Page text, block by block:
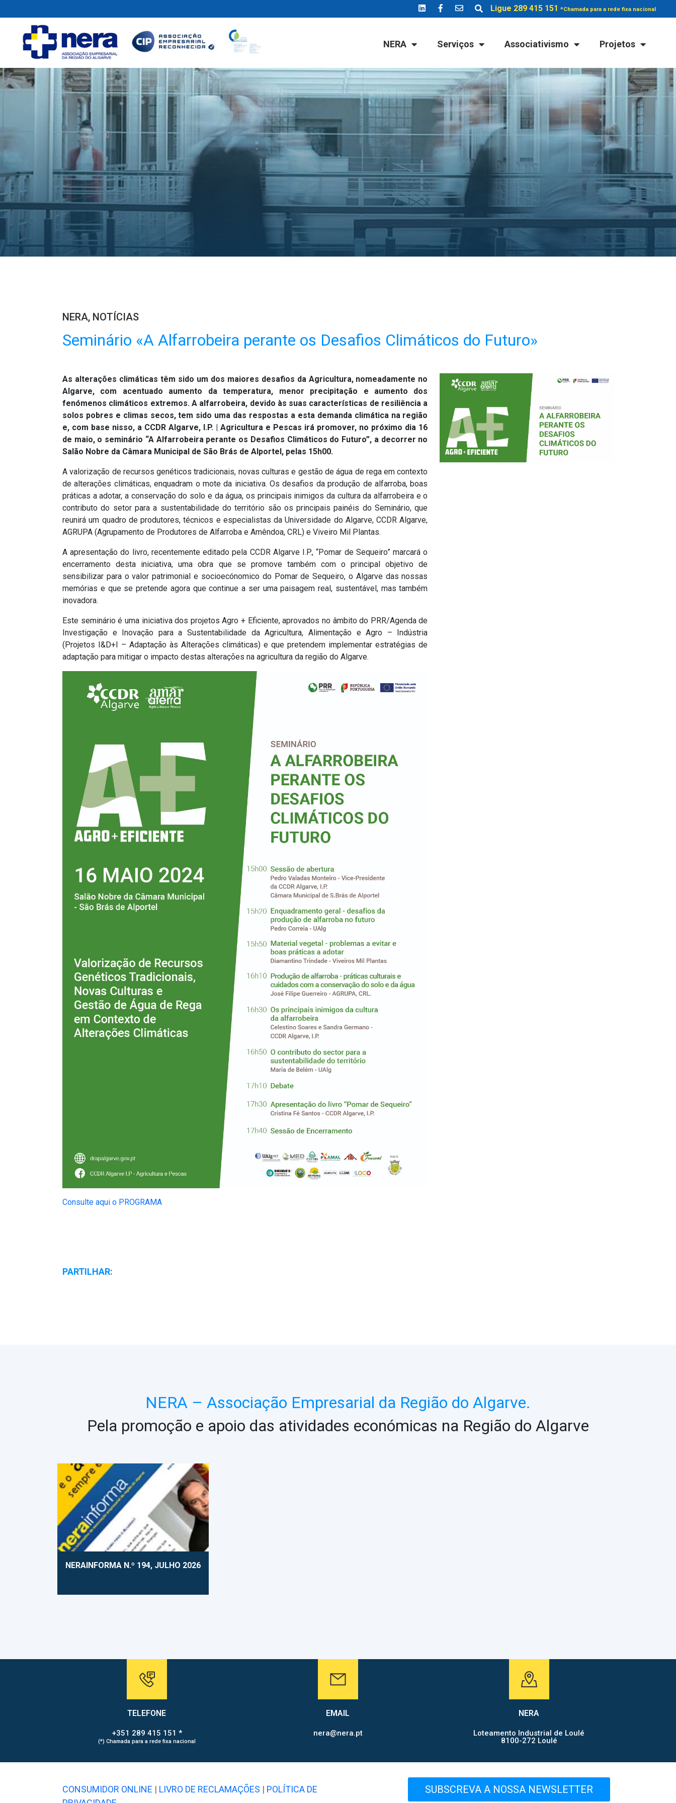
Ligue 289 415 151 *Chamada para a rede fixa nacional
NERA Serviços Associativismo Projetos
NERA, NOTÍCIAS
Seminário «A Alfarrobeira perante os Desafios Climáticos do Futuro»
As alterações climáticas têm sido um dos maiores desafios da Agricultura, nomeadamente no
Algarve, com acentuado aumento da temperatura, menor precipitação e aumento dos
fenómenos climáticos extremos. A alfarrobeira, devido às suas características de resiliência a
solos pobres e climas secos, tem sido uma das respostas a esta demanda climática na região
e, com base nisso, a CCDR Algarve, I.P. | Agricultura e Pescas irá promover, no próximo dia 16
de maio, o seminário “A Alfarrobeira perante os Desafios Climáticos do Futuro”, a decorrer no
Salão Nobre da Câmara Municipal de São Brás de Alportel, pelas 15h00.
A valorização de recursos genéticos tradicionais, novas culturas e gestão de água de rega em contexto
de alterações climáticas, enquadram o mote da iniciativa. Os desafios da produção de alfarroba, boas
práticas a adotar, a conservação do solo e da água, os principais inimigos da cultura da alfarrobeira e o
contributo do setor para a sustentabilidade do território são os principais painéis do Seminário, que
reunirá um quadro de produtores, técnicos e especialistas da Universidade do Algarve, CCDR Algarve,
AGRUPA (Agrupamento de Produtores de Alfarroba e Amêndoa, CRL) e Viveiro Mil Plantas.
A apresentação do livro, recentemente editado pela CCDR Algarve I.P., “Pomar de Sequeiro” marcará o
encerramento desta iniciativa, uma obra que se promove também com o principal objetivo de
sensibilizar para o valor patrimonial e socioecónomico do Pomar de Sequeiro, o Algarve das nossas
memórias e que se pretende agora que continue a ser uma paisagem real, sustentável, mas também
inovadora.
Este seminário é uma iniciativa dos projetos Agro + Eficiente, aprovados no âmbito do PRR/Agenda de
Investigação e Inovação para a Sustentabilidade da Agricultura, Alimentação e Agro – Indústria
(Projetos I&D+I – Adaptação às Alterações climáticas) e que pretendem implementar estratégias de
adaptação para mitigar o impacto destas alterações na agricultura da região do Algarve.
Consulte aqui o PROGRAMA
PARTILHAR:
NERA – Associação Empresarial da Região do Algarve.
Pela promoção e apoio das atividades económicas na Região do Algarve
NERAINFORMA N.º 194, JULHO 2026
TELEFONE
+351 289 415 151 *
(*) Chamada para a rede fixa nacional
EMAIL
nera@nera.pt
NERA
Loteamento Industrial de Loulé
8100-272 Loulé
CONSUMIDOR ONLINE | LIVRO DE RECLAMAÇÕES | POLÍTICA DE
SUBSCREVA A NOSSA NEWSLETTER